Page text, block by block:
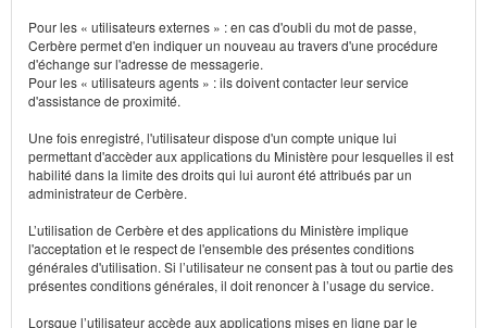
Pour les « utilisateurs externes » : en cas d'oubli du mot de passe,
Cerbère permet d'en indiquer un nouveau au travers d'une procédure
d'échange sur l'adresse de messagerie.
Pour les « utilisateurs agents » : ils doivent contacter leur service
d'assistance de proximité.
Une fois enregistré, l'utilisateur dispose d'un compte unique lui
permettant d'accèder aux applications du Ministère pour lesquelles il est
habilité dans la limite des droits qui lui auront été attribués par un
administrateur de Cerbère.
L’utilisation de Cerbère et des applications du Ministère implique
l'acceptation et le respect de l'ensemble des présentes conditions
générales d'utilisation. Si l’utilisateur ne consent pas à tout ou partie des
présentes conditions générales, il doit renoncer à l’usage du service.
Lorsque l’utilisateur accède aux applications mises en ligne par le